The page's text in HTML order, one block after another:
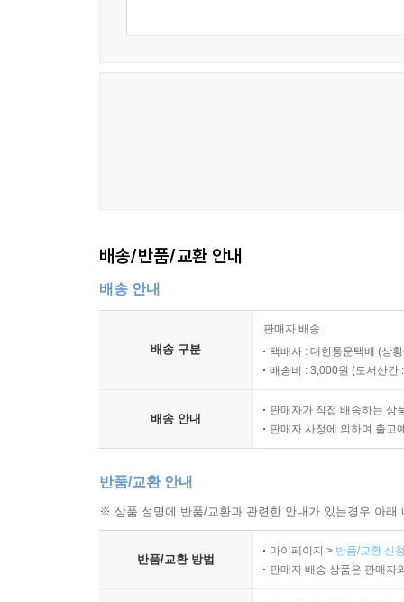
배송/반품/교환 안내
배송 안내
배송 구분
판매자 배송
택배사 : 대한통운택배 (상
배송비 : 3,000원 (도서산간
배송 안내
판매자가 직접 배송하는 상
판매자 사정에 의하여 출고
반품/교환 안내
※ 상품 설명에 반품/교환과 관련한 안내가 있는경우 아
반품/교환 방법
마이페이지 > 반품/교환 신
판매자 배송 상품은 판매자